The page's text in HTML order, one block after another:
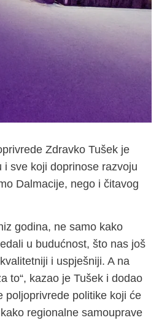
Zdravko Tušek je
sve koji doprinose razvoju
Dalmacije, nego i čitavog
godina, ne samo kako
u budućnost, što nas još
i uspješniji. A na
to“, kazao je Tušek i dodao
poljoprivrede politike koji će
regionalne samouprave